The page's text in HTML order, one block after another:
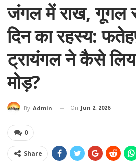
जंगल में राख, गूगल
दिन का रहस्य:
ट्रायंगल ने कैसे
मोड़?
By Admin On Jun 2, 2026
0
Share